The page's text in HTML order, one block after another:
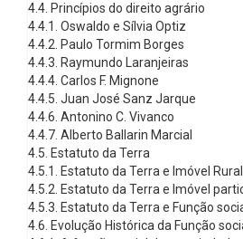
4.4. Princípios do direito agrário
4.4.1. Oswaldo e Sílvia Optiz
4.4.2. Paulo Tormim Borges
4.4.3. Raymundo Laranjeiras
4.4.4. Carlos F. Mignone
4.4.5. Juan José Sanz Jarque
4.4.6. Antonino C. Vivanco
4.4.7. Alberto Ballarin Marcial
4.5. Estatuto da Terra
4.5.1. Estatuto da Terra e Imóvel Rural
4.5.2. Estatuto da Terra e Imóvel
4.5.3. Estatuto da Terra e Função
4.6. Evolução Histórica da Função